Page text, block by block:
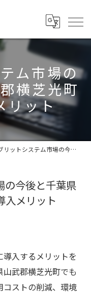
ム市場の
横芝光町
リット
ステム市場の今後と千葉県山武郡横芝光町農業への導入メリット
の今後と千葉県
入メリット
入するメリットを
武郡横芝光町でも
ストの削減、環境